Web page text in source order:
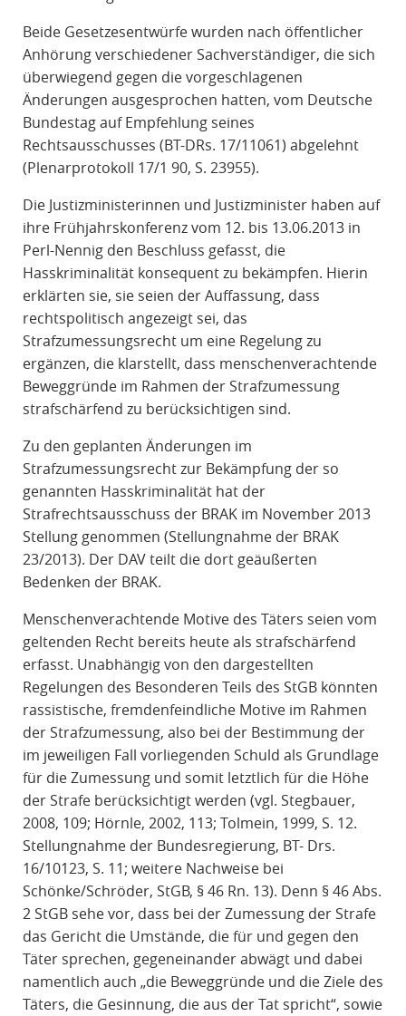
Beide Gesetzesentwürfe wurden nach öffentlicher
Anhörung verschiedener Sachverständiger, die sich
überwiegend gegen die vorgeschlagenen
Änderungen ausgesprochen hatten, vom Deutsche
Bundestag auf Empfehlung seines
Rechtsausschusses (BT-DRs. 17/11061) abgelehnt
(Plenarprotokoll 17/1 90, S. 23955).
Die Justizministerinnen und Justizminister haben auf
ihre Frühjahrskonferenz vom 12. bis 13.06.2013 in
Perl-Nennig den Beschluss gefasst, die
Hasskriminalität konsequent zu bekämpfen. Hierin
erklärten sie, sie seien der Auffassung, dass
rechtspolitisch angezeigt sei, das
Strafzumessungsrecht um eine Regelung zu
ergänzen, die klarstellt, dass menschenverachtende
Beweggründe im Rahmen der Strafzumessung
strafschärfend zu berücksichtigen sind.
Zu den geplanten Änderungen im
Strafzumessungsrecht zur Bekämpfung der so
genannten Hasskriminalität hat der
Strafrechtsausschuss der BRAK im November 2013
Stellung genommen (Stellungnahme der BRAK
23/2013). Der DAV teilt die dort geäußerten
Bedenken der BRAK.
Menschenverachtende Motive des Täters seien vom
geltenden Recht bereits heute als strafschärfend
erfasst. Unabhängig von den dargestellten
Regelungen des Besonderen Teils des StGB könnten
rassistische, fremdenfeindliche Motive im Rahmen
der Strafzumessung, also bei der Bestimmung der
im jeweiligen Fall vorliegenden Schuld als Grundlage
für die Zumessung und somit letztlich für die Höhe
der Strafe berücksichtigt werden (vgl. Stegbauer,
2008, 109; Hörnle, 2002, 113; Tolmein, 1999, S. 12.
Stellungnahme der Bundesregierung, BT- Drs.
16/10123, S. 11; weitere Nachweise bei
Schönke/Schröder, StGB, § 46 Rn. 13). Denn § 46 Abs.
2 StGB sehe vor, dass bei der Zumessung der Strafe
das Gericht die Umstände, die für und gegen den
Täter sprechen, gegeneinander abwägt und dabei
namentlich auch „die Beweggründe und die Ziele des
Täters, die Gesinnung, die aus der Tat spricht“, sowie